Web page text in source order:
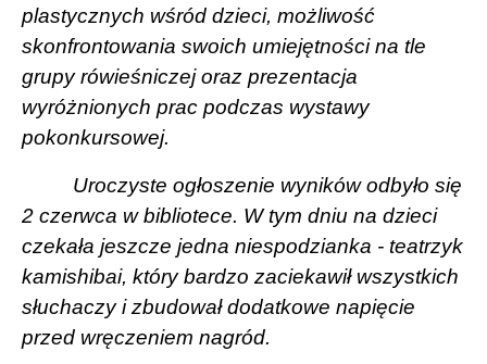
plastycznych wśród dzieci, możliwość
skonfrontowania swoich umiejętności na tle
grupy rówieśniczej oraz prezentacja
wyróżnionych prac podczas wystawy
pokonkursowej.
Uroczyste ogłoszenie wyników odbyło się
2 czerwca w bibliotece. W tym dniu na dzieci
czekała jeszcze jedna niespodzianka - teatrzyk
kamishibai, który bardzo zaciekawił wszystkich
słuchaczy i zbudował dodatkowe napięcie
przed wręczeniem nagród.